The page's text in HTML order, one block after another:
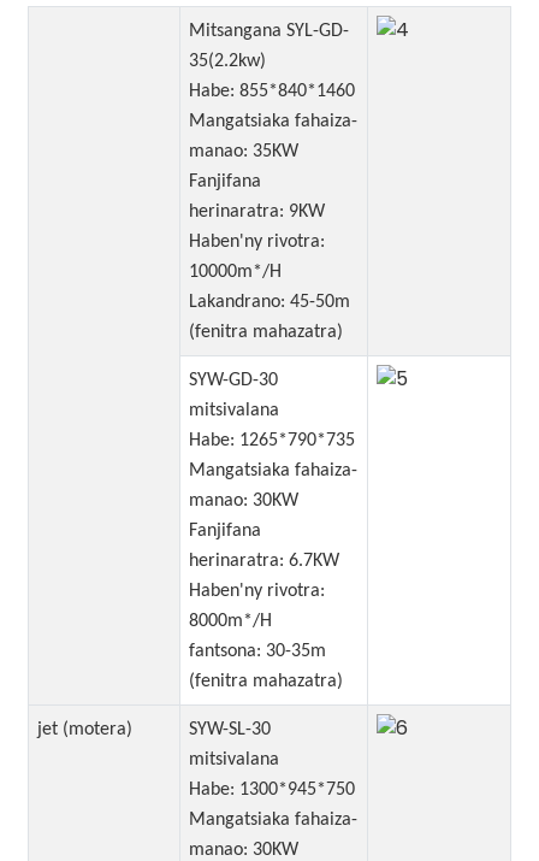
Mitsangana SYL-GD-
35(2.2kw)
Habe: 855*840*1460
Mangatsiaka fahaiza-
manao: 35KW
Fanjifana
herinaratra: 9KW
Haben'ny rivotra:
10000m*/H
Lakandrano: 45-50m
(fenitra mahazatra)
SYW-GD-30
mitsivalana
Habe: 1265*790*735
Mangatsiaka fahaiza-
manao: 30KW
Fanjifana
herinaratra: 6.7KW
Haben'ny rivotra:
8000m*/H
fantsona: 30-35m
(fenitra mahazatra)
jet (motera)
SYW-SL-30
mitsivalana
Habe: 1300*945*750
Mangatsiaka fahaiza-
manao: 30KW